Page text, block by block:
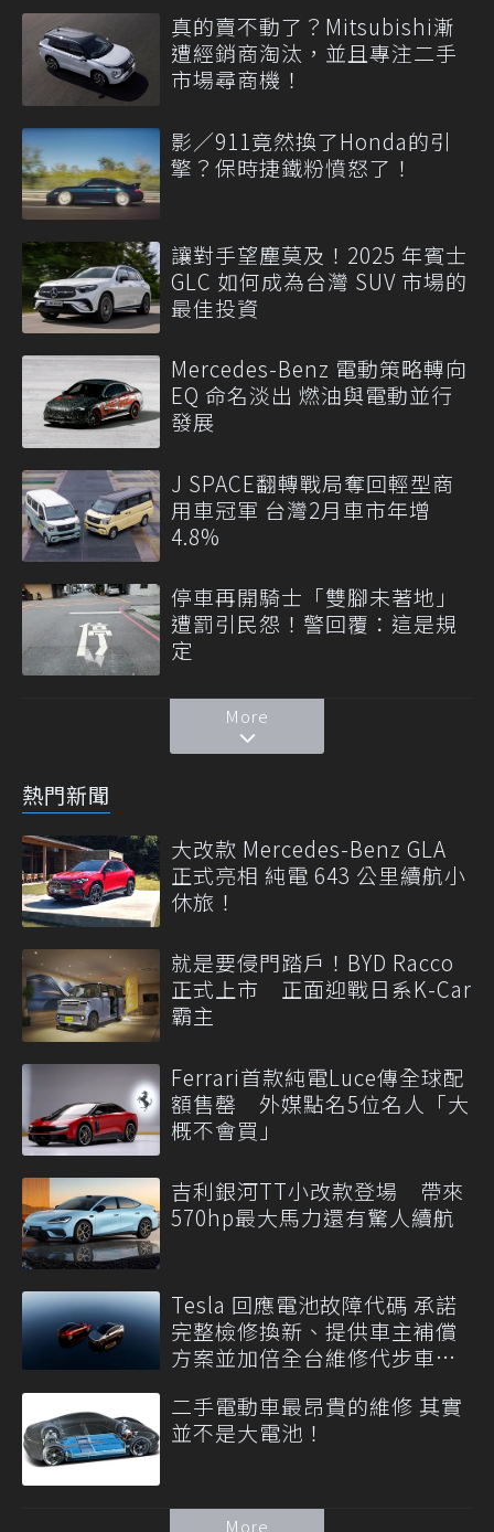
真的賣不動了？Mitsubishi漸
遭經銷商淘汰，並且專注二手
市場尋商機！
影／911竟然換了Honda的引
擎？保時捷鐵粉憤怒了！
讓對手望塵莫及！2025 年賓士
GLC 如何成為台灣 SUV 市場的
最佳投資
Mercedes-Benz 電動策略轉向
EQ 命名淡出 燃油與電動並行
發展
J SPACE翻轉戰局奪回輕型商
用車冠軍 台灣2月車市年增
4.8%
停車再開騎士「雙腳未著地」
遭罰引民怨！警回覆：這是規
定
More
熱門新聞
大改款 Mercedes-Benz GLA
正式亮相 純電 643 公里續航小
休旅！
就是要侵門踏戶！BYD Racco
正式上市 正面迎戰日系K-Car
霸主
Ferrari首款純電Luce傳全球配
額售罄 外媒點名5位名人「大
概不會買」
吉利銀河TT小改款登場 帶來
570hp最大馬力還有驚人續航
Tesla 回應電池故障代碼 承諾
完整檢修換新、提供車主補償
方案並加倍全台維修代步車數
二手電動車最昂貴的維修 其實
並不是大電池！
More